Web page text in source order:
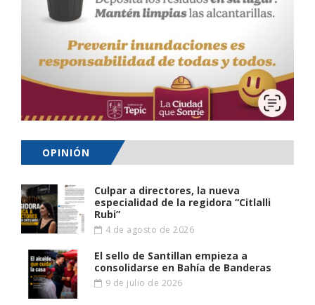
OPINIÓN
Culpar a directores, la nueva
especialidad de la regidora “Citlalli
Rubi”
4 de agosto de 2026
El sello de Santillan empieza a
consolidarse en Bahía de Banderas
9 de julio de 2026